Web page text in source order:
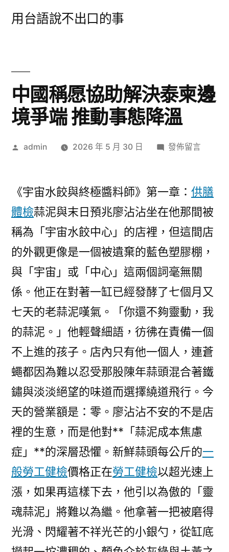
用台語說不出口的事
中國稱愿協助解決泰柬邊
境爭端 推動事態降溫
作
admin 2026 年 5 月 30 日
在
稱
愿
協
助
解
泰
柬
邊
境
爭
端
動
事
態
降
溫〉
發佈留言
《宇宙水餃與終極醬料師》第一章： 供膳
體檢蒜泥與末日預兆廖沾沾坐在他那間被
稱為「宇宙水餃中心」的店裡，但這間店
的外觀更像是一個被遺棄的藍色塑膠棚，
與「宇宙」或「中心」這兩個詞毫無關
係。他正在對著一缸已經發酵了七個月又
七天的老蒜泥嘆氣。「你還不夠靈動，我
的蒜泥。」他輕聲細語，彷彿在責備一個
不上進的孩子。店內只有他一個人，連蒼
蠅都因為難以忍受那股陳年蒜頭混合著鐵
鏽與淡淡絕望的味道而選擇繞道飛行。今
天的營業額是：零。廖沾沾不安的不是店
裡的生意，而是他對**「蒜泥成本焦慮
症」**的深層恐懼。新鮮蒜頭每公斤的一
般勞工健檢價格正在勞工健檢以超光速上
漲，如果再這樣下去，他引以為傲的「靈
魂蒜泥」將難以為繼。他拿著一把被磨得
光滑、閃耀著不祥光芒的小銀勺，從缸底